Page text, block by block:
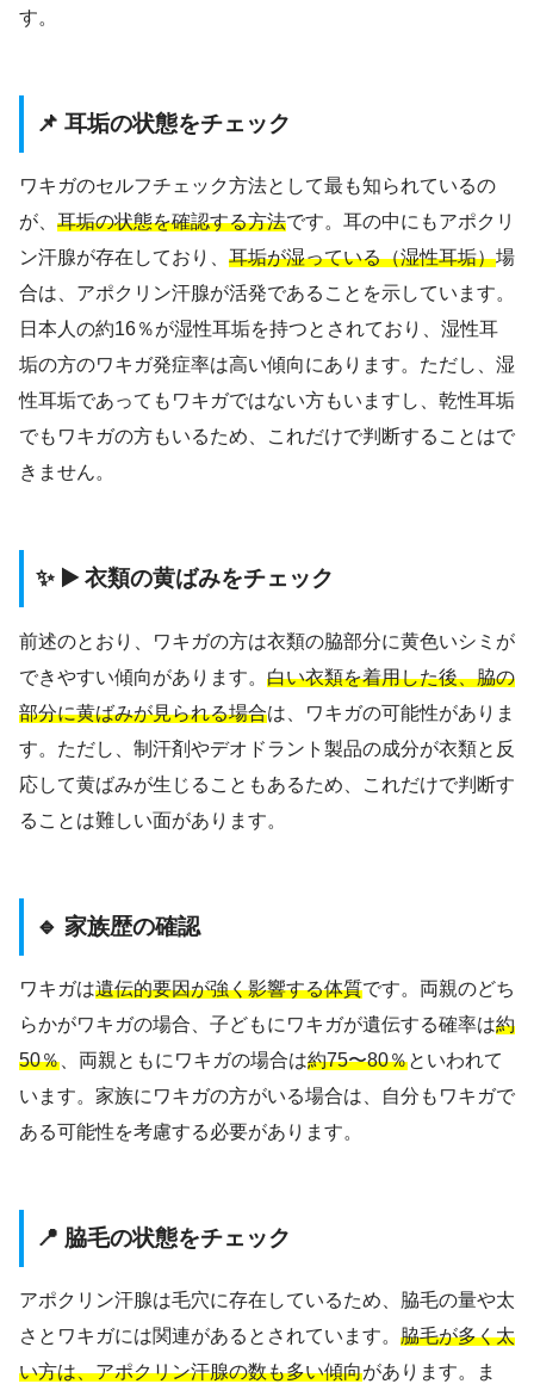
す。
📌 耳垢の状態をチェック
ワキガのセルフチェック方法として最も知られているの
が、 耳垢の状態を確認する方法です。耳の中にもアポクリ
ン汗腺が存在しており、 耳垢が湿っている（湿性耳垢）場
合は、アポクリン汗腺が活発であることを示しています。
日本人の約16％が湿性耳垢を持つとされており、湿性耳
垢の方のワキガ発症率は高い傾向にあります。ただし、湿
性耳垢であってもワキガではない方もいますし、乾性耳垢
でもワキガの方もいるため、これだけで判断することはで
きません。
✨ ▶️ 衣類の黄ばみをチェック
前述のとおり、ワキガの方は衣類の脇部分に黄色いシミが
できやすい傾向があります。 白い衣類を着用した後、脇の
部分に黄ばみが見られる場合は、ワキガの可能性がありま
す。ただし、制汗剤やデオドラント製品の成分が衣類と反
応して黄ばみが生じることもあるため、これだけで判断す
ることは難しい面があります。
🔹 家族歴の確認
ワキガは遺伝的要因が強く影響する体質です。両親のどち
らかがワキガの場合、子どもにワキガが遺伝する確率は約
50％ 、両親ともにワキガの場合は約75〜80％といわれて
います。家族にワキガの方がいる場合は、自分もワキガで
ある可能性を考慮する必要があります。
📍 脇毛の状態をチェック
アポクリン汗腺は毛穴に存在しているため、脇毛の量や太
さとワキガには関連があるとされています。 脇毛が多く太
い方は、アポクリン汗腺の数も多い傾向があります。ま